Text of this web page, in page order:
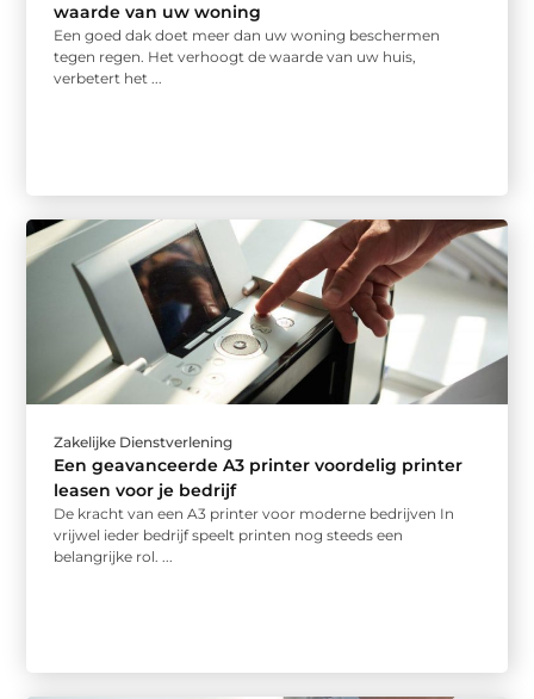
waarde van uw woning
Een goed dak doet meer dan uw woning beschermen
tegen regen. Het verhoogt de waarde van uw huis,
verbetert het ...
Zakelijke Dienstverlening
Een geavanceerde A3 printer voordelig printer
leasen voor je bedrijf
De kracht van een A3 printer voor moderne bedrijven In
vrijwel ieder bedrijf speelt printen nog steeds een
belangrijke rol. ...